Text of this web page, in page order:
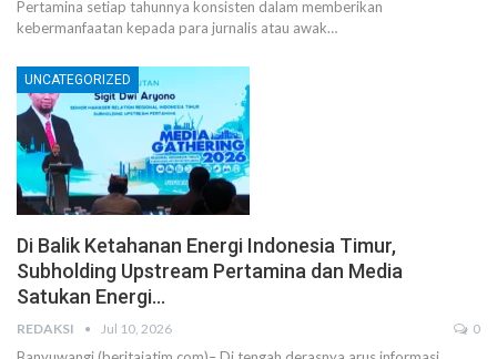
Pertamina setiap tahunnya konsisten dalam memberikan
kebermanfaatan kepada para jurnalis atau awak…
UNCATEGORIZED
Di Balik Ketahanan Energi Indonesia Timur,
Subholding Upstream Pertamina dan Media
Satukan Energi…
REDAKSI Jul 10, 2026 0